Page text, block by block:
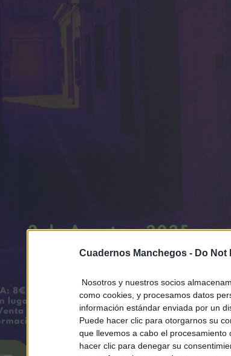
Cuadernos Manchegos - Do Not
Nosotros y nuestros socios
como cookies, y procesamos datos
información estándar enviada por un
Puede hacer clic para otorgarnos su
que llevemos a cabo el
hacer clic para denegar su